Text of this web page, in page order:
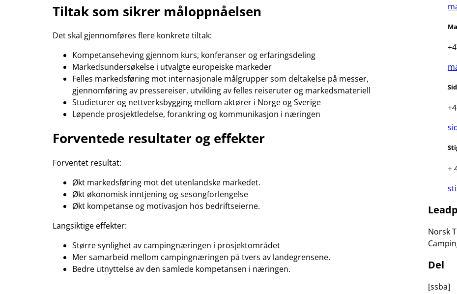
Tiltak som sikrer måloppnåelsen
Det skal gjennomføres flere konkrete tiltak:
Kompetanseheving gjennom kurs, konferanser og erfaringsdeling
Markedsundersøkelse i utvalgte europeiske markeder
Felles markedsføring mot internasjonale målgrupper som deltakelse på messer,
gjennomføring av pressereiser, utvikling av felles reiseruter og markedsmateriell
Studieturer og nettverksbygging mellom aktører i Norge og Sverige
Løpende prosjektledelse, forankring og kommunikasjon i næringen
Forventede resultater og effekter
Forventet resultat:
Økt markedsføring mot det utenlandske markedet.
Økt økonomisk inntjening og sesongforlengelse
Økt kompetanse og motivasjon hos bedriftseierne.
Langsiktige effekter:
Større synlighet av campingnæringen i prosjektområdet
Mer samarbeid mellom campingnæringen på tvers av landegrensene.
Bedre utnyttelse av den samlede kompetansen i næringen.
+
Norsk
Del
[ssba]